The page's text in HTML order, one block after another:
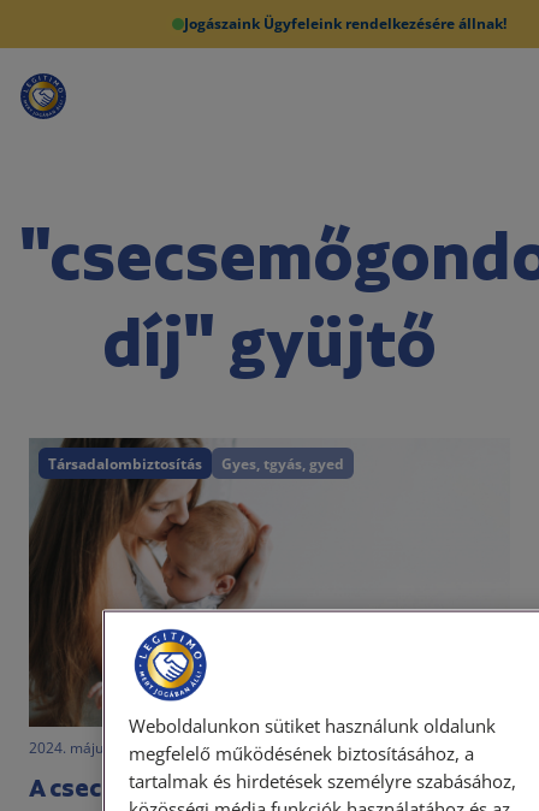
Jogászaink Ügyfeleink rendelkezésére állnak!
díj" gyüjtő
Társadalombiztosítás Gyes, tgyás, gyed
2024. május 30. • dr. Szalai Krisztina
A csecsemőgondozási díj
Weboldalunkon sütiket használunk oldalunk
megfelelő működésének biztosításához, a
tartalmak és hirdetések személyre szabásához,